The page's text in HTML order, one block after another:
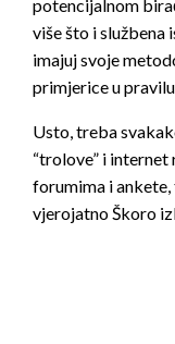
potencijalnom
više što i službena
imajuj svoje
primjerice u
Usto, treba
“trolove” i internet
forumima i
vjerojatno Škoro